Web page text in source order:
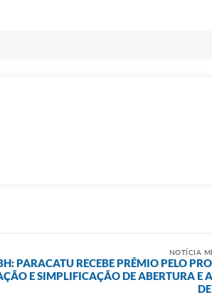
NOTÍCIA
PARACATU RECEBE PRÊMIO PELO
E SIMPLIFICAÇÃO DE ABERTURA E